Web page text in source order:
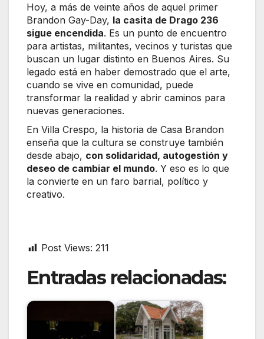
Hoy, a más de veinte años de aquel primer
Brandon Gay-Day, la casita de Drago 236
sigue encendida. Es un punto de encuentro
para artistas, militantes, vecinos y turistas que
buscan un lugar distinto en Buenos Aires. Su
legado está en haber demostrado que el arte,
cuando se vive en comunidad, puede
transformar la realidad y abrir caminos para
nuevas generaciones.
En Villa Crespo, la historia de Casa Brandon
enseña que la cultura se construye también
desde abajo, con solidaridad, autogestión y
deseo de cambiar el mundo. Y eso es lo que
la convierte en un faro barrial, político y
creativo.
Post Views: 211
Entradas relacionadas: